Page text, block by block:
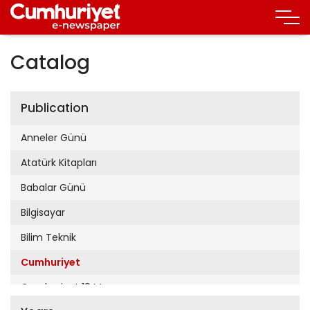
Catalog
Publication
Anneler Günü
Atatürk Kitapları
Babalar Günü
Bilgisayar
Bilim Teknik
Cumhuriyet
Cumhuriyet 19 Mayıs